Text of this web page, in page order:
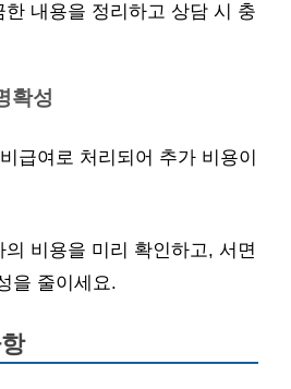
한 내용을 정리하고 상담 시 충
확성
급여로 처리되어 추가 비용이
의 비용을 미리 확인하고, 서면
을 줄이세요.